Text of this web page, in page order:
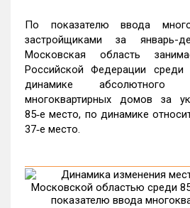
По показателю ввода
застройщиками за январь-
Московская область
Российской Федерации среди
динамике абсолютного
многоквартирных домов за
85‑е место, по динамике
37‑е место.